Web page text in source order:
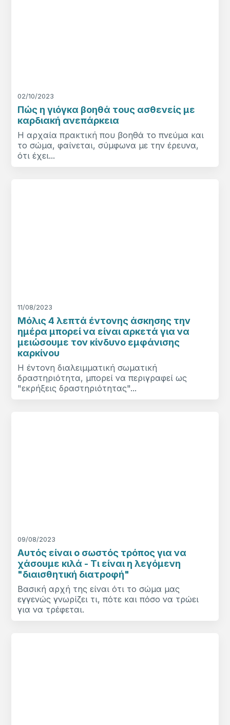
02/10/2023
Πώς η γιόγκα βοηθά τους ασθενείς με
καρδιακή ανεπάρκεια
Η αρχαία πρακτική που βοηθά το πνεύμα και
το σώμα, φαίνεται, σύμφωνα με την έρευνα,
ότι έχει...
11/08/2023
Μόλις 4 λεπτά έντονης άσκησης την
ημέρα μπορεί να είναι αρκετά για να
μειώσουμε τον κίνδυνο εμφάνισης
καρκίνου
Η έντονη διαλειμματική σωματική
δραστηριότητα, μπορεί να περιγραφεί ως
"εκρήξεις δραστηριότητας"...
09/08/2023
Αυτός είναι ο σωστός τρόπος για να
χάσουμε κιλά - Τι είναι η λεγόμενη
"διαισθητική διατροφή"
Βασική αρχή της είναι ότι το σώμα μας
εγγενώς γνωρίζει τι, πότε και πόσο να τρώει
για να τρέφεται.